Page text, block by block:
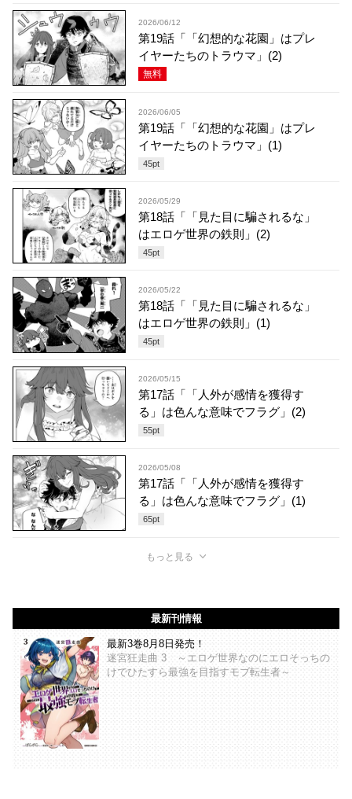
2026/06/12
第19話「「幻想的な花園」はプレ
イヤーたちのトラウマ」(2)
無料
2026/06/05
第19話「「幻想的な花園」はプレ
イヤーたちのトラウマ」(1)
45pt
2026/05/29
第18話「「見た目に騙されるな」
はエロゲ世界の鉄則」(2)
45pt
2026/05/22
第18話「「見た目に騙されるな」
はエロゲ世界の鉄則」(1)
45pt
2026/05/15
第17話「「人外が感情を獲得す
る」は色んな意味でフラグ」(2)
55pt
2026/05/08
第17話「「人外が感情を獲得す
る」は色んな意味でフラグ」(1)
65pt
もっと見る
最新刊情報
最新3巻8月8日発売！
迷宮狂走曲 3 ～エロゲ世界なのにエロそっちの
けでひたすら最強を目指すモブ転生者～